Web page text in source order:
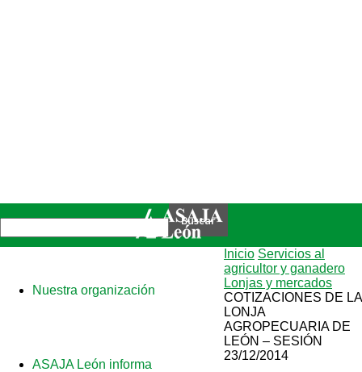
Nuestra organización
ASAJA León informa
Inicio Servicios al
agricultor y ganadero
Lonjas y mercados
COTIZACIONES DE LA
LONJA
AGROPECUARIA DE
LEÓN – SESIÓN
23/12/2014